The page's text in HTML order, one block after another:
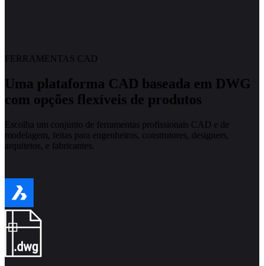
FERRAMENTAS CAD
Uma plataforma CAD baseada em DWG
com opções flexíveis de produtos
Escolha um conjunto de ferramentas profissionais CAD e de
modelagem, feitas para engenheiros, construtores, designers,
arquitetos, e fabricantes.